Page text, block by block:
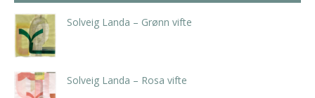
Solveig Landa – Grønn vifte
Solveig Landa – Rosa vifte